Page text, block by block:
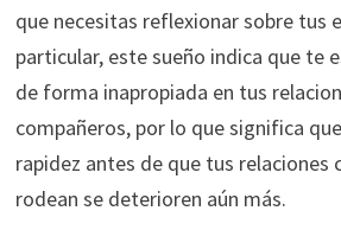
que necesitas reflexionar sobre tus
particular, este sueño indica que te
de forma inapropiada en tus
compañeros, por lo que significa
rapidez antes de que tus relaciones
rodean se deterioren aún más.